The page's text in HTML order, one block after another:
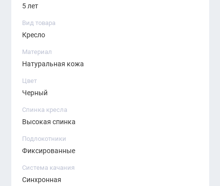
5 лет
Вид товара
Кресло
Материал
Натуральная кожа
Цвет
Черный
Спинка кресла
Высокая спинка
Подлокотники
Фиксированные
Система качания
Синхронная